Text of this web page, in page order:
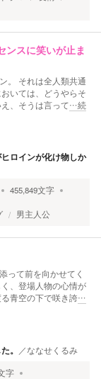
ンスに笑いが止ま
。 それは全人類共通
いては、どうやらそ
、そうは言って…続
ロインが化け物しか
455,849文字
男主人公
って前を向かせてく
、登場人物の心情が
青空の下で咲き誇…
。 ／ななせくるみ
字